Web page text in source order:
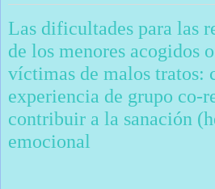
Las dificultades para las
de los menores acogidos
víctimas de malos tratos:
experiencia de grupo co-
contribuir a la sanación
emocional